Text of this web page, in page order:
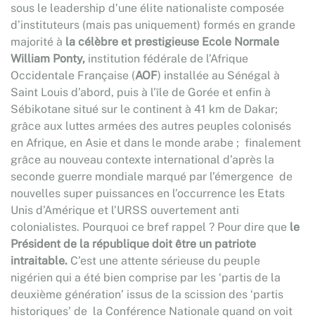
sous le leadership d’une élite nationaliste composée
d’instituteurs (mais pas uniquement) formés en grande
majorité à la célèbre et prestigieuse Ecole Normale
William Ponty, institution fédérale de l’Afrique
Occidentale Française (AOF) installée au Sénégal à
Saint Louis d’abord, puis à l’île de Gorée et enfin à
Sébikotane situé sur le continent à 41 km de Dakar;
grâce aux luttes armées des autres peuples colonisés
en Afrique, en Asie et dans le monde arabe ; finalement
grâce au nouveau contexte international d’après la
seconde guerre mondiale marqué par l’émergence de
nouvelles super puissances en l’occurrence les Etats
Unis d’Amérique et l’URSS ouvertement anti
colonialistes. Pourquoi ce bref rappel ? Pour dire que le
Président de la république doit être un patriote
intraitable. C’est une attente sérieuse du peuple
nigérien qui a été bien comprise par les ‘partis de la
deuxième génération’ issus de la scission des ‘partis
historiques’ de la Conférence Nationale quand on voit